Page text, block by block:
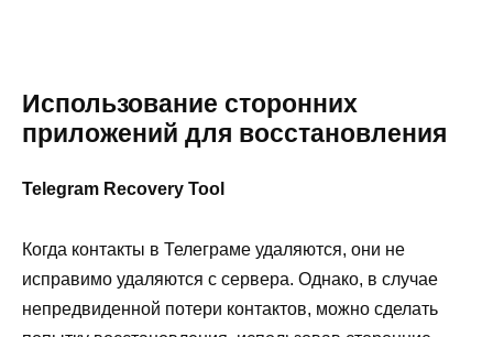
Использование сторонних
приложений для восстановления
Telegram Recovery Tool
Когда контакты в Телеграме удаляются, они не
исправимо удаляются с сервера. Однако, в случае
непредвиденной потери контактов, можно сделать